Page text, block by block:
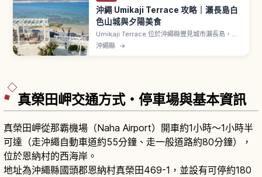
沖繩 Umikaji Terrace 攻略｜瀨長島白
色山城與夕陽美食
Umikaji Terrace 位於沖繩縣豐見城市瀨長島，從
那霸機場開車約15分鐘。純白建物沿坡面面向大海
沖繩縣 →
真榮田岬交通方式・停車場與基本資訊
真榮田岬從那霸機場（Naha Airport）開車約1小時～1小時半
可達（走沖繩自動車道約55分鐘、走一般道路約80分鐘），
位於恩納村的西海岸。
地址為沖繩縣國頭郡恩納村真榮田469-1，並設有可停約180